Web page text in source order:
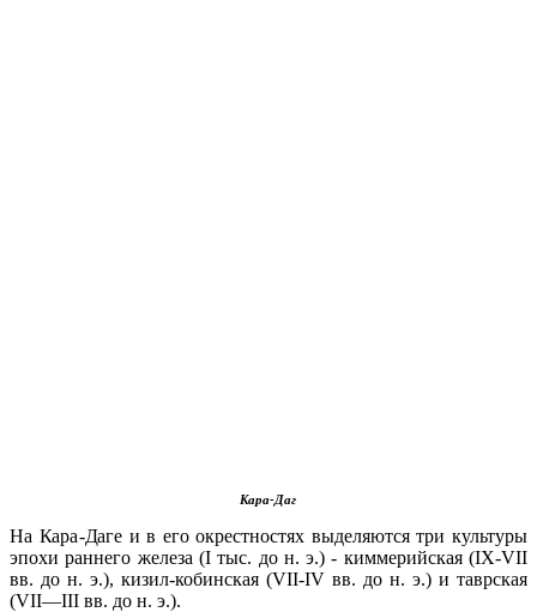
Кара-Даг
На Кара-Даге и в его окрестностях выделяются три культуры
эпохи раннего железа (I тыс. до н. э.) - киммерийская (IX-VII
вв. до н. э.), кизил-кобинская (VII-IV вв. до н. э.) и таврская
(VII—III вв. до н. э.).